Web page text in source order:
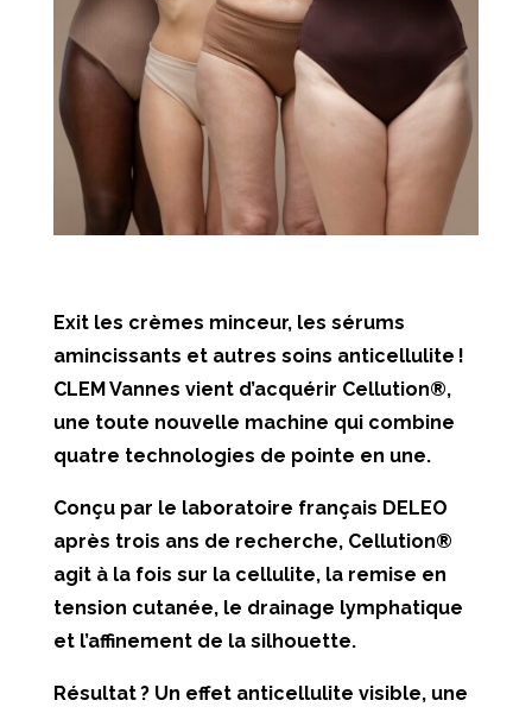
Exit les crèmes minceur, les sérums
amincissants et autres soins anticellulite !
CLEM Vannes vient d’acquérir Cellution®,
une toute nouvelle machine qui combine
quatre technologies de pointe en une.
Conçu par le laboratoire français DELEO
après trois ans de recherche, Cellution®
agit à la fois sur la cellulite, la remise en
tension cutanée, le drainage lymphatique
et l’affinement de la silhouette.
Résultat ? Un effet anticellulite visible, une